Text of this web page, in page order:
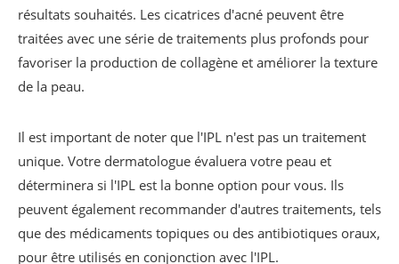
résultats souhaités. Les cicatrices d'acné peuvent être
traitées avec une série de traitements plus profonds pour
favoriser la production de collagène et améliorer la texture
de la peau.
Il est important de noter que l'IPL n'est pas un traitement
unique. Votre dermatologue évaluera votre peau et
déterminera si l'IPL est la bonne option pour vous. Ils
peuvent également recommander d'autres traitements, tels
que des médicaments topiques ou des antibiotiques oraux,
pour être utilisés en conjonction avec l'IPL.